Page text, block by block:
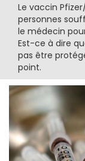
Le vaccin
personnes
le médecin
Est-ce à dire
pas être
point.